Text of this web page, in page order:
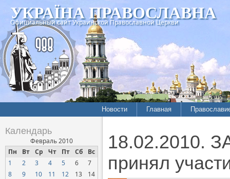
УКРАЇНА ПРАВОСЛАВНА
Официальный сайт Украинской Православной Церкви
Новости Главная
Календарь
Февраль 2010
Пн
Вт Ср Чт Пт Сб Вс
1 2 3 4 5 6
7
8
9 10 11 12 13
14
18.02.2010.
принял